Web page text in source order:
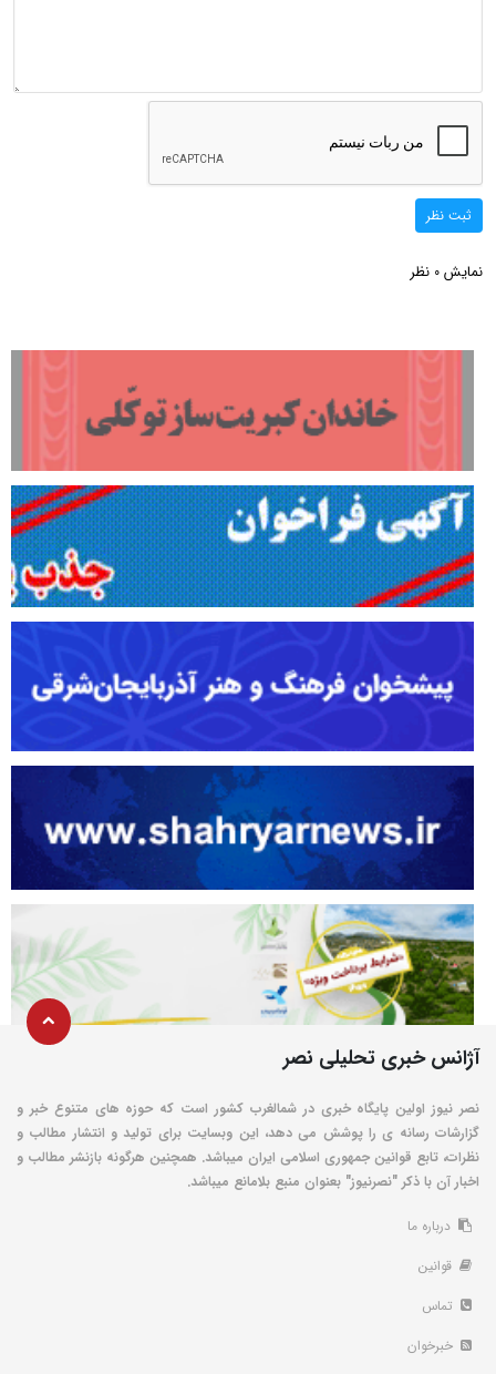
ثبت نظر
نمایش 0 نظر
آژانس خبری تحلیلی نصر
نصر نیوز اولین پایگاه خبری در شمالغرب کشور است که حوزه های متنوع خبر و
گزارشات رسانه ی را پوشش می دهد، این وبسایت برای تولید و انتشار مطالب و
نظرات، تابع قوانین جمهوری اسلامی ایران میباشد. همچنین هرگونه بازنشر مطالب و
اخبار آن با ذکر "نصرنیوز" بعنوان منبع بلامانع میباشد.
درباره ما
قوانین
تماس
خبرخوان